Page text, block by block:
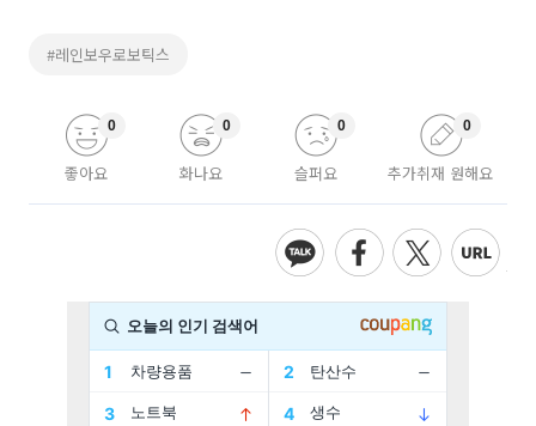
#레인보우로보틱스
좋아요
0
화나요
0
슬퍼요
0
추가취재 원해요
0